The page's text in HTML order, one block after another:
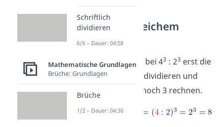
Division bei gleichem
Exponenten
Genauso kannst du bei 43 : 23 erst die
beiden Basiszahlen dividieren und
dann das Ergebnis hoch 3 rechnen.
Schriftlich
dividieren
6/6 – Dauer: 04:58
Mathematische Grundlagen
Brüche: Grundlagen
Brüche
1/2 – Dauer: 04:30